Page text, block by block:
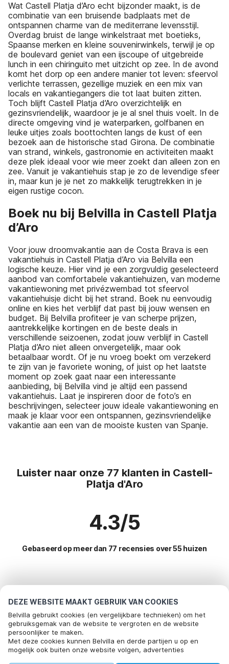
DEZE WEBSITE MAAKT GEBRUIK VAN COOKIES
Belvilla gebruikt cookies (en vergelijkbare technieken) om het
gebruiksgemak van de website te vergroten en de website
persoonlijker te maken.
Met deze cookies kunnen Belvilla en derde partijen u op en
mogelijk ook buiten onze website volgen, advertenties
Wat Castell Platja d’Aro echt bijzonder maakt, is de
combinatie van een bruisende badplaats met de
ontspannen charme van de mediterrane levensstijl.
Overdag bruist de lange winkelstraat met boetieks,
Spaanse merken en kleine souvenirwinkels, terwijl je op
de boulevard geniet van een ijscoupe of uitgebreide
lunch in een chiringuito met uitzicht op zee. In de avond
komt het dorp op een andere manier tot leven: sfeervol
verlichte terrassen, gezellige muziek en een mix van
locals en vakantiegangers die tot laat buiten zitten.
Toch blijft Castell Platja d’Aro overzichtelijk en
gezinsvriendelijk, waardoor je je al snel thuis voelt. In de
directe omgeving vind je waterparken, golfbanen en
leuke uitjes zoals boottochten langs de kust of een
bezoek aan de historische stad Girona. De combinatie
van strand, winkels, gastronomie en activiteiten maakt
deze plek ideaal voor wie meer zoekt dan alleen zon en
zee. Vanuit je vakantiehuis stap je zo de levendige sfeer
in, maar kun je je net zo makkelijk terugtrekken in je
eigen rustige cocon.
Boek nu bij Belvilla in Castell Platja
d’Aro
Voor jouw droomvakantie aan de Costa Brava is een
vakantiehuis in Castell Platja d’Aro via Belvilla een
logische keuze. Hier vind je een zorgvuldig geselecteerd
aanbod van comfortabele vakantiehuizen, van moderne
vakantiewoning met privézwembad tot sfeervol
vakantiehuisje dicht bij het strand. Boek nu eenvoudig
online en kies het verblijf dat past bij jouw wensen en
budget. Bij Belvilla profiteer je van scherpe prijzen,
aantrekkelijke kortingen en de beste deals in
verschillende seizoenen, zodat jouw verblijf in Castell
Platja d’Aro niet alleen onvergetelijk, maar ook
betaalbaar wordt. Of je nu vroeg boekt om verzekerd
te zijn van je favoriete woning, of juist op het laatste
moment op zoek gaat naar een interessante
aanbieding, bij Belvilla vind je altijd een passend
vakantiehuis. Laat je inspireren door de foto’s en
beschrijvingen, selecteer jouw ideale vakantiewoning en
maak je klaar voor een ontspannen, gezinsvriendelijke
vakantie aan een van de mooiste kusten van Spanje.
Luister naar onze 77 klanten in Castell-
Platja d'Aro
4.3/5
Gebaseerd op meer dan 77 recensies over 55 huizen
vakantie
Top steden met top voorzieningen voor vakantie
Kindvriendelijke vakantiehuizen st-pere-pescador
Kindvriendelijke vakantiehuizen vilacolum
Populaire voorzieningen voor vakantie in Castell-platja-
daro
Bel om te boeken